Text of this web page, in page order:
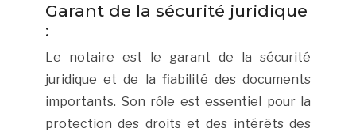
Garant de la sécurité juridique
:
Le notaire est le garant de la sécurité
juridique et de la fiabilité des documents
importants. Son rôle est essentiel pour la
protection des droits et des intérêts des